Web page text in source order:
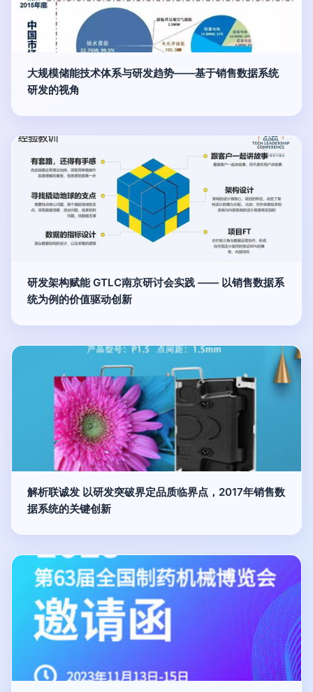
大规模储能技术体系与研发趋势——基于销售数据系统
研发的视角
研发架构赋能 GTLC南京研讨会实践 —— 以销售数据系
统为例的价值驱动创新
解析联诚发 以研发突破界定品质临界点，2017年销售数
据系统的关键创新